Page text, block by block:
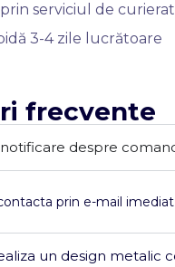
serviciul de curierat
3-4 zile lucrătoare
frecvente
despre
prin e-mail
un design metalic